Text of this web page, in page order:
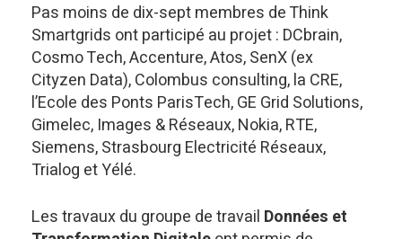
Pas moins de dix-sept membres de Think
Smartgrids ont participé au projet : DCbrain,
Cosmo Tech, Accenture, Atos, SenX (ex
Cityzen Data), Colombus consulting, la CRE,
l’Ecole des Ponts ParisTech, GE Grid Solutions,
Gimelec, Images & Réseaux, Nokia, RTE,
Siemens, Strasbourg Electricité Réseaux,
Trialog et Yélé.
Les travaux du groupe de travail Données et